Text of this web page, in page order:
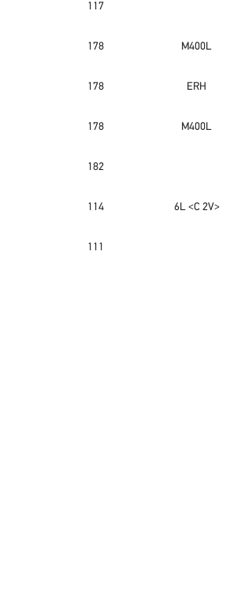
117
178 M400L
178 ERH
178 M400L
182
114 6L <C 2V>
111